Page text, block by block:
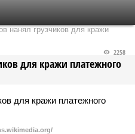
нанял грузчиков для кражи
для кражи платежного
2258